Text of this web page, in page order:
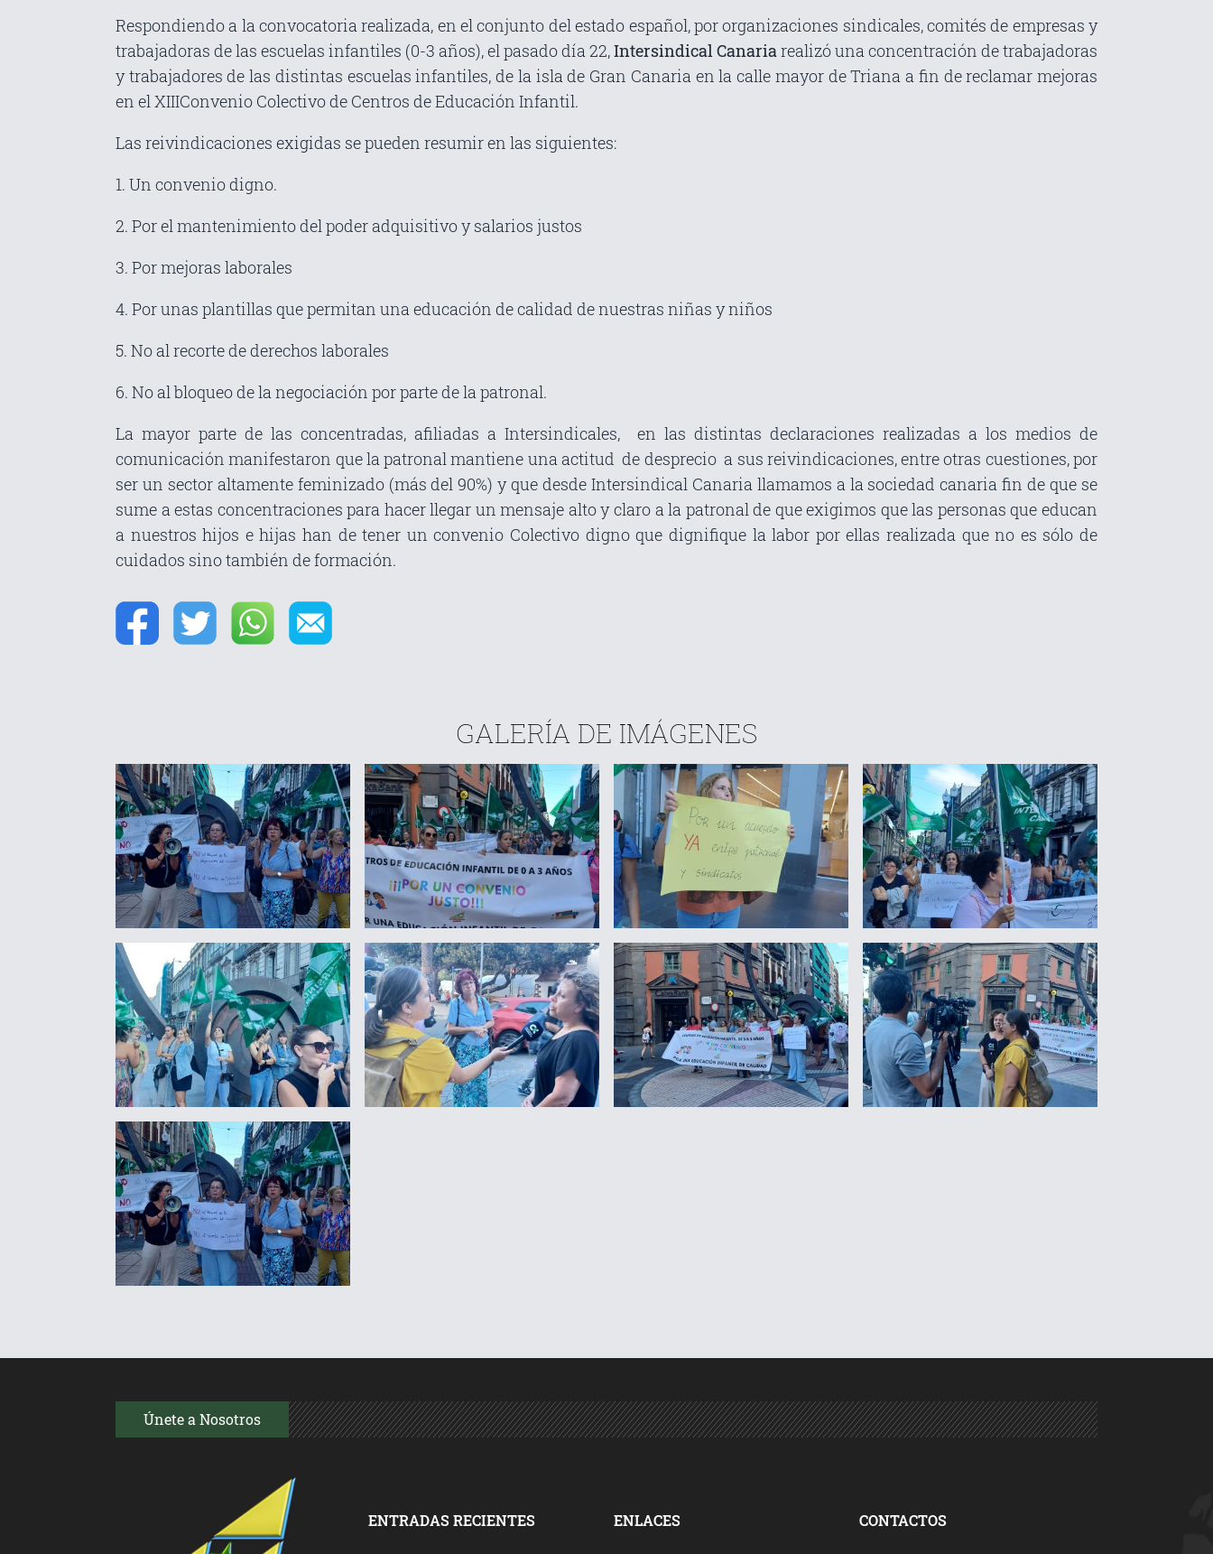
Respondiendo a la convocatoria realizada, en el conjunto del estado español, por organizaciones sindicales, comités de empresas y
trabajadoras de las escuelas infantiles (0-3 años), el pasado día 22,Intersindical Canariarealizó una concentración de trabajadoras
y trabajadores de las distintas escuelas infantiles, de la isla de Gran Canaria en la calle mayor de Triana a fin de reclamar mejoras
en el XIIIConvenio Colectivo de Centros de Educación Infantil.
Las reivindicaciones exigidas se pueden resumir en las siguientes:
1. Un convenio digno.
2. Por el mantenimiento del poder adquisitivo y salarios justos
3. Por mejoras laborales
4. Por unas plantillas que permitan una educación de calidad de nuestras niñas y niños
5. No al recorte de derechos laborales
6. No al bloqueo de la negociación por parte de la patronal.
La mayor parte de las concentradas, afiliadas a Intersindicales, en las distintas declaraciones realizadas a los medios de
comunicación manifestaron que la patronal mantiene una actitud de desprecio a sus reivindicaciones, entre otras cuestiones, por
ser un sector altamente feminizado (más del 90%) y que desde Intersindical Canaria llamamos a la sociedad canaria fin de que se
sume a estas concentraciones para hacer llegar un mensaje alto y claro a la patronal de que exigimos que las personas que educan
a nuestros hijos e hijas han de tener un convenio Colectivo digno que dignifique la labor por ellas realizada que no es sólo de
cuidados sino también de formación.
GALERÍA DE IMÁGENES
Únete a Nosotros
ENTRADAS RECIENTES ENLACES CONTACTOS